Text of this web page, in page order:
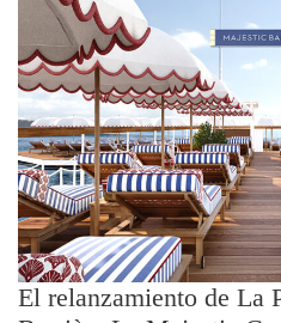
El relanzamiento de La